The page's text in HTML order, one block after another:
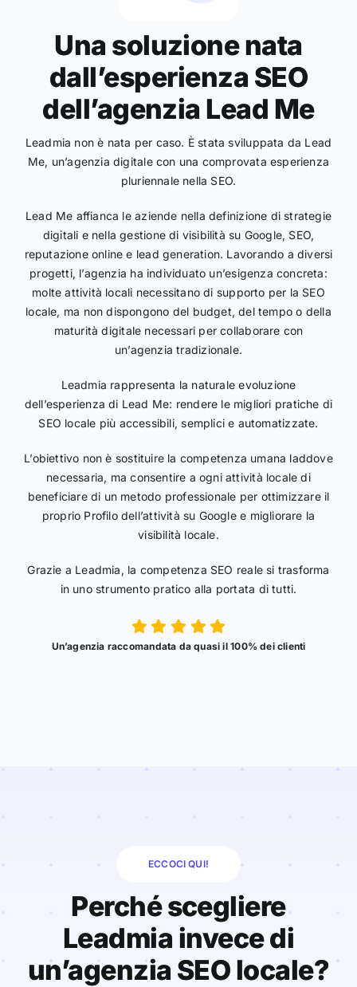
Una soluzione nata
dall’esperienza SEO
dell’agenzia Lead Me
Leadmia non è nata per caso. È stata sviluppata da Lead
Me, un’agenzia digitale con una comprovata esperienza
pluriennale nella SEO.
Lead Me affianca le aziende nella definizione di strategie
digitali e nella gestione di visibilità su Google, SEO,
reputazione online e lead generation. Lavorando a diversi
progetti, l’agenzia ha individuato un’esigenza concreta:
molte attività locali necessitano di supporto per la SEO
locale, ma non dispongono del budget, del tempo o della
maturità digitale necessari per collaborare con
un’agenzia tradizionale.
Leadmia rappresenta la naturale evoluzione
dell’esperienza di Lead Me: rendere le migliori pratiche di
SEO locale più accessibili, semplici e automatizzate.
L’obiettivo non è sostituire la competenza umana laddove
necessaria, ma consentire a ogni attività locale di
beneficiare di un metodo professionale per ottimizzare il
proprio Profilo dell’attività su Google e migliorare la
visibilità locale.
Grazie a Leadmia, la competenza SEO reale si trasforma
in uno strumento pratico alla portata di tutti.
Un’agenzia raccomandata da quasi il 100% dei clienti
ECCOCI QUI!
Perché scegliere
Leadmia invece di
un’agenzia SEO locale?